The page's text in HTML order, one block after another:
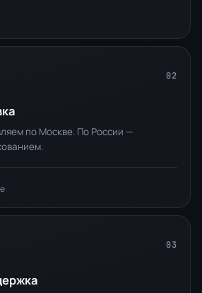
02
по Москве. По России —
03